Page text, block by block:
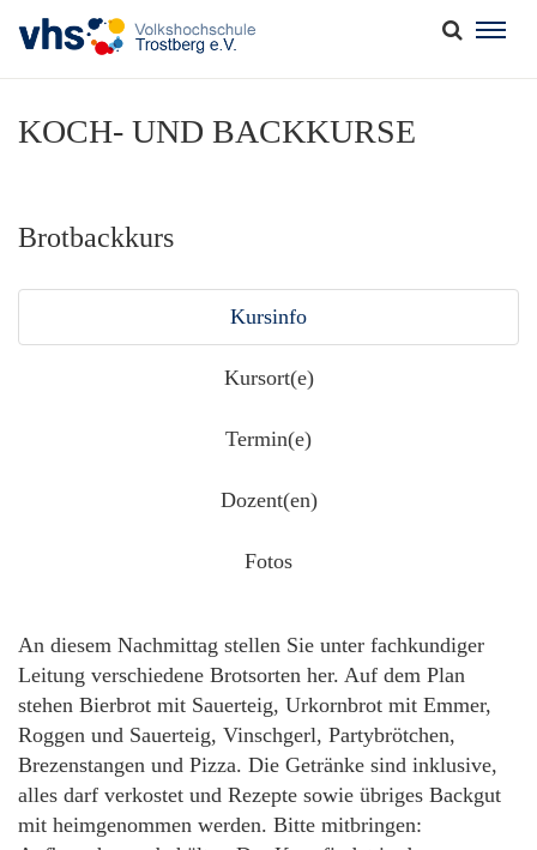
KOCH- UND BACKKURSE
Brotbackkurs
Kursinfo
Kursort(e)
Termin(e)
Dozent(en)
Fotos
An diesem Nachmittag stellen Sie unter fachkundiger
Leitung verschiedene Brotsorten her. Auf dem Plan
stehen Bierbrot mit Sauerteig, Urkornbrot mit Emmer,
Roggen und Sauerteig, Vinschgerl, Partybrötchen,
Brezenstangen und Pizza. Die Getränke sind inklusive,
alles darf verkostet und Rezepte sowie übriges Backgut
mit heimgenommen werden. Bitte mitbringen: